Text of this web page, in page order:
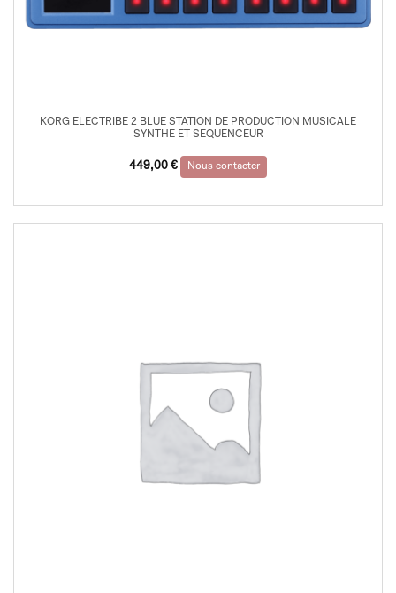
KORG ELECTRIBE 2 BLUE STATION DE PRODUCTION MUSICALE
SYNTHE ET SEQUENCEUR
449,00 € Nous contacter